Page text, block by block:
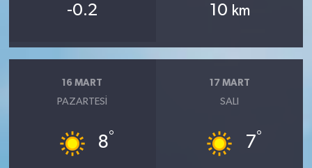
-0.2 10 km
16 MART
PAZARTESI
8°
17 MART
SALI
7°